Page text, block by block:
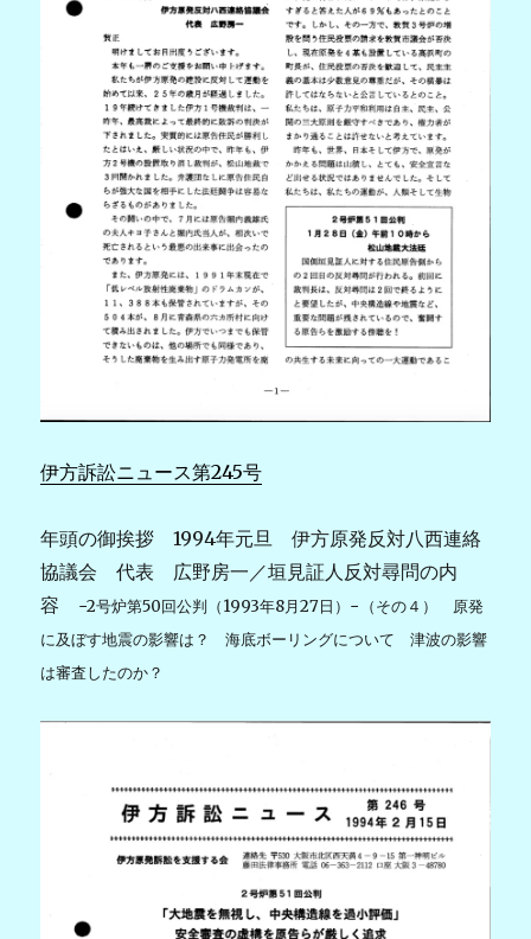
伊方訴訟ニュース第245号
年頭の御挨拶 1994年元旦 伊方原発反対八西連絡
協議会 代表 広野房一／垣見証人反対尋問の内
容
−2号炉第50回公判（1993年8月27日）−（その４） 原発
に及ぼす地震の影響は？ 海底ボーリングについて 津波の影響
は審査したのか？